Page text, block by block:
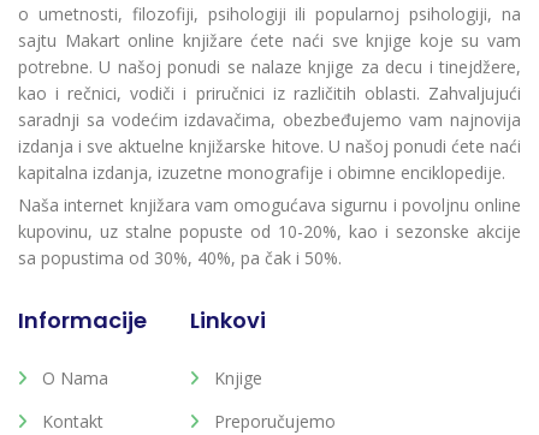
o umetnosti, filozofiji, psihologiji ili popularnoj psihologiji, na
sajtu Makart online knjižare ćete naći sve knjige koje su vam
potrebne. U našoj ponudi se nalaze knjige za decu i tinejdžere,
kao i rečnici, vodiči i priručnici iz različitih oblasti. Zahvaljujući
saradnji sa vodećim izdavačima, obezbeđujemo vam najnovija
izdanja i sve aktuelne knjižarske hitove. U našoj ponudi ćete naći
kapitalna izdanja, izuzetne monografije i obimne enciklopedije.
Naša internet knjižara vam omogućava sigurnu i povoljnu online
kupovinu, uz stalne popuste od 10-20%, kao i sezonske akcije
sa popustima od 30%, 40%, pa čak i 50%.
Informacije
O Nama
Kontakt
Linkovi
Knjige
Preporučujemo